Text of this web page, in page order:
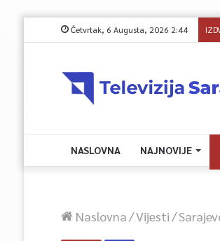
Četvrtak, 6 Augusta, 2026 2:44
NASLOVNA NAJNOVIJE
Naslovna/Vijesti/